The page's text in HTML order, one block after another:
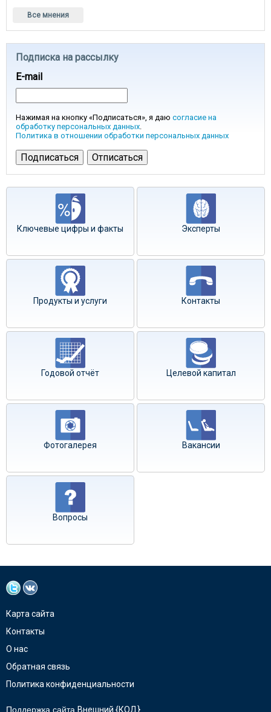
Все мнения
Подписка на рассылку
E-mail
Нажимая на кнопку «Подписаться», я даю согласие на
обработку персональных данных.
Политика в отношении обработки персональных данных
Ключевые цифры и факты Эксперты
Продукты и услуги Контакты
Годовой отчёт Целевой капитал
Фотогалерея Вакансии
Вопросы
Карта сайта
Контакты
О нас
Обратная связь
Политика конфиденциальности
Поддержка сайта Внешний {КОД}